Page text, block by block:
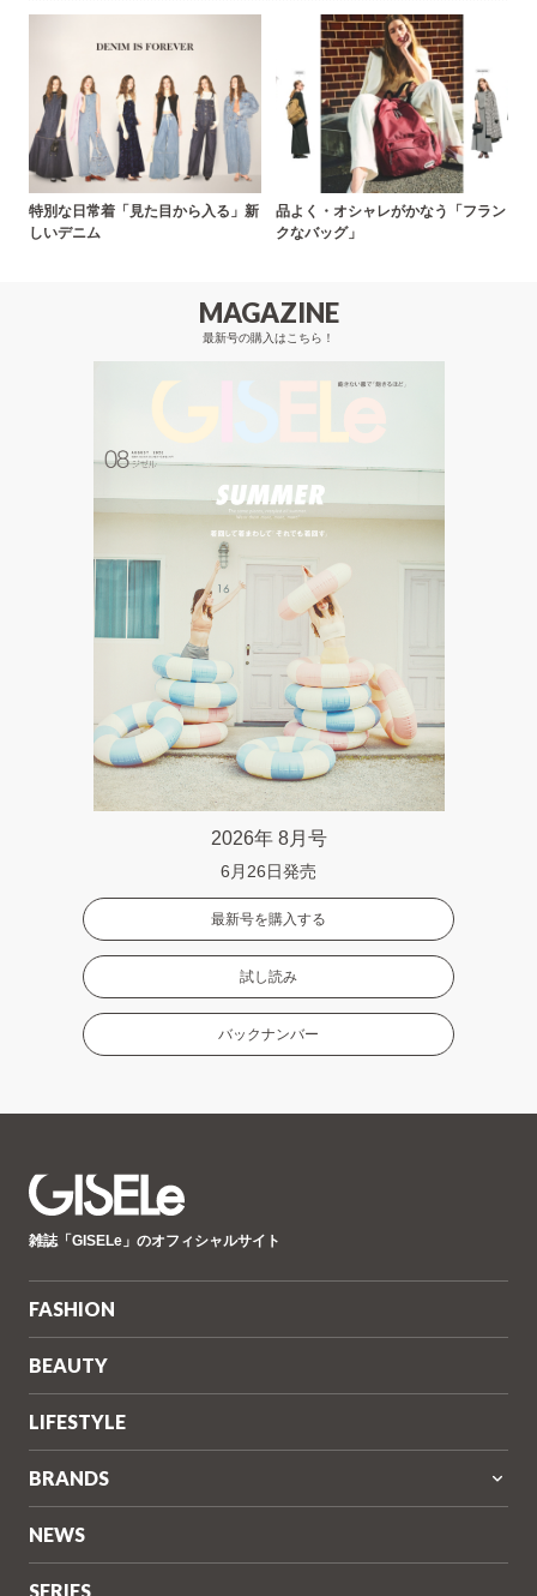
特別な日常着「見た目から入る」新
しいデニム
品よく・オシャレがかなう「フラン
クなバッグ」
MAGAZINE
最新号の購入はこちら！
2026年 8月号
6月26日発売
最新号を購入する
試し読み
バックナンバー
ゼ
雑誌「GISELe」のオフィシャルサイト
FASHION
BEAUTY
LIFESTYLE
BRANDS
NEWS
SERIES